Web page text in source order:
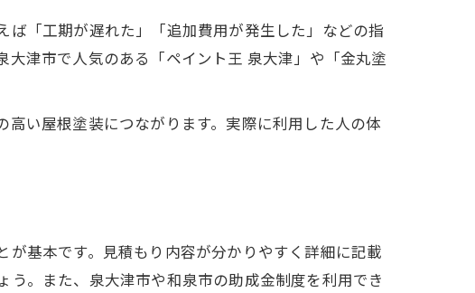
「工期が遅れた」「追加費用が発生した」などの指
津市で人気のある「ペイント王 泉大津」や「金丸塗
い屋根塗装につながります。実際に利用した人の体
基本です。見積もり内容が分かりやすく詳細に記載
。また、泉大津市や和泉市の助成金制度を利用でき